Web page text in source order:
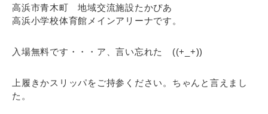
高浜市青木町 地域交流施設たかぴあ
高浜小学校体育館メインアリーナです。
入場無料です・・・ア、言い忘れた ((+_+))
上履きかスリッパをご持参ください。ちゃんと言えまし
た。